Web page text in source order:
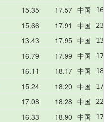
15.35 17.57 中国
15.66 17.91 中国
13.43 17.95 中国
16.79 17.99 中国
16.11 18.17 中国
15.24 18.20 中国
17.08 18.28 中国
16.33 18.90 中国